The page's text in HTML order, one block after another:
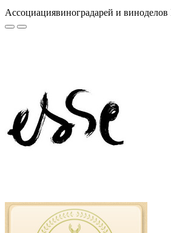
Ассоциациявиноградарей и